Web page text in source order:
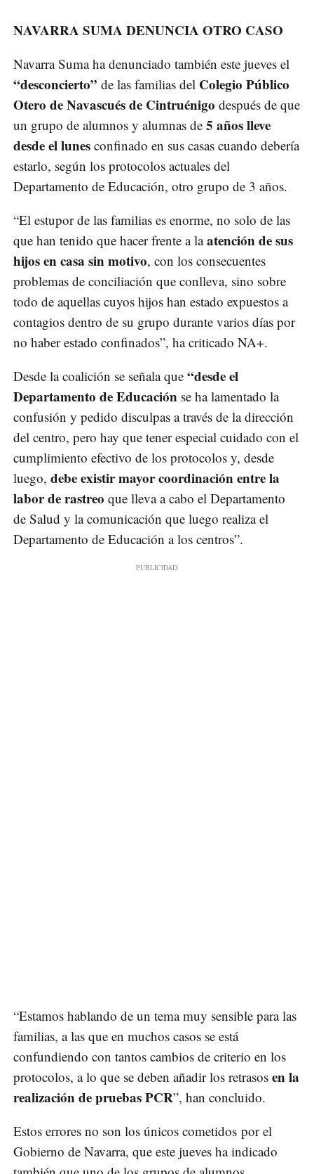
NAVARRA SUMA DENUNCIA OTRO CASO
Navarra Suma ha denunciado también este jueves el
“desconcierto” de las familias del Colegio Público
Otero de Navascués de Cintruénigo después de que
un grupo de alumnos y alumnas de 5 años lleve
desde el lunes confinado en sus casas cuando debería
estarlo, según los protocolos actuales del
Departamento de Educación, otro grupo de 3 años.
“El estupor de las familias es enorme, no solo de las
que han tenido que hacer frente a laatención de sus
hijos en casa sin motivo, con los consecuentes
problemas de conciliación que conlleva, sino sobre
todo de aquellas cuyos hijos han estado expuestos a
contagios dentro de su grupo durante varios días por
no haber estado confinados”, ha criticado NA+.
Desde la coalición se señala que “desde el
Departamento de Educación se ha lamentado la
confusión y pedido disculpas a través de la dirección
del centro, pero hay que tener especial cuidado con el
cumplimiento efectivo de los protocolos y, desde
luego, debe existir mayor coordinación entre la
labor de rastreo que lleva a cabo el Departamento
de Salud y la comunicación que luego realiza el
Departamento de Educación a los centros”.
“Estamos hablando de un tema muy sensible para las
familias, a las que en muchos casos se está
confundiendo con tantos cambios de criterio en los
protocolos, a lo que se deben añadir los retrasos en la
realización de pruebas PCR”, han concluido.
Estos errores no son los únicos cometidos por el
Gobierno de Navarra, que este jueves ha indicado